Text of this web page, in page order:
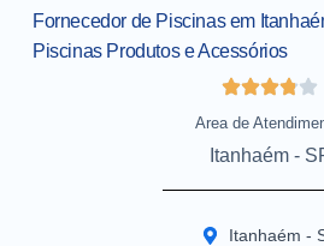
Fornecedor de Piscinas em
Piscinas Produtos e Acessórios
Area de
Itanhaém -
Itanhaém -